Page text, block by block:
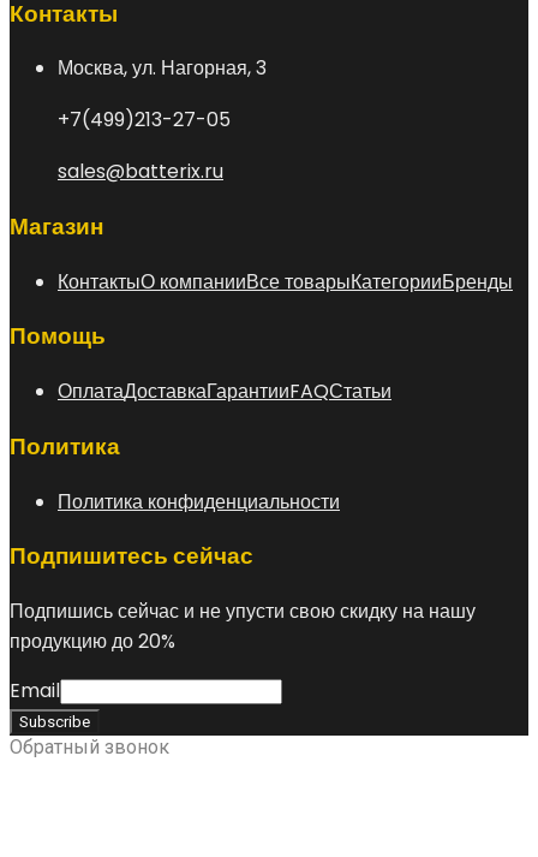
Контакты
Москва, ул. Нагорная, 3
+7(499)213-27-05
sales@batterix.ru
Магазин
КонтактыО компанииВсе товарыКатегорииБренды
Помощь
ОплатаДоставкаГарантииFAQСтатьи
Политика
Политика конфиденциальности
Подпишитесь сейчас
Подпишись сейчас и не упусти свою скидку на нашу
продукцию до 20%
Email
Обратный звонок